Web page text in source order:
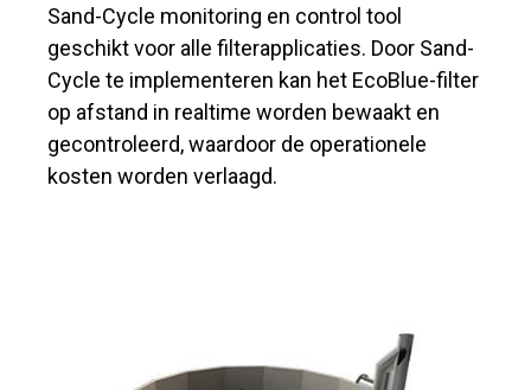
Sand-Cycle monitoring en control tool
geschikt voor alle filterapplicaties. Door Sand-
Cycle te implementeren kan het EcoBlue-filter
op afstand in realtime worden bewaakt en
gecontroleerd, waardoor de operationele
kosten worden verlaagd.